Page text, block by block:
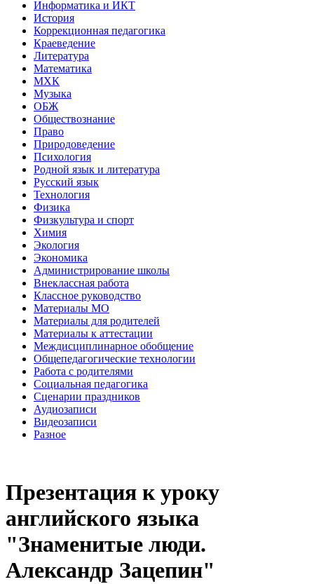
Информатика и ИКТ
История
Коррекционная педагогика
Краеведение
Литература
Математика
МХК
Музыка
ОБЖ
Обществознание
Право
Природоведение
Психология
Родной язык и литература
Русский язык
Технология
Физика
Физкультура и спорт
Химия
Экология
Экономика
Администрирование школы
Внеклассная работа
Классное руководство
Материалы МО
Материалы для родителей
Материалы к аттестации
Междисциплинарное обобщение
Общепедагогические технологии
Работа с родителями
Социальная педагогика
Сценарии праздников
Аудиозаписи
Видеозаписи
Разное
Презентация к уроку
английского языка
"Знаменитые люди.
Александр Зацепин"